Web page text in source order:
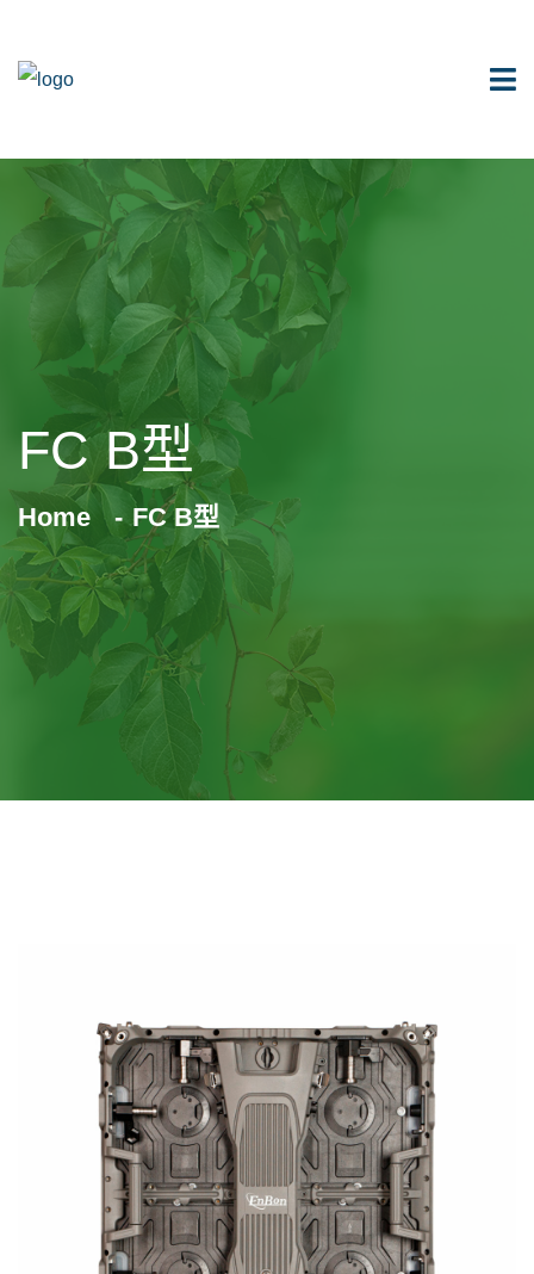
FC B型
Home FC B型